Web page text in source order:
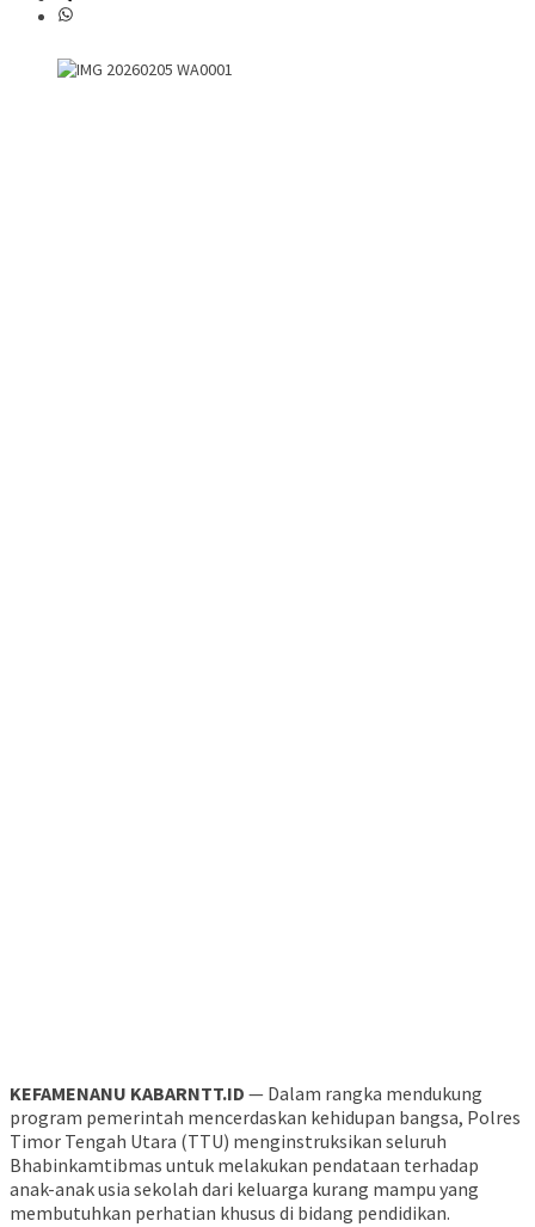
KEFAMENANU KABARNTT.ID — Dalam rangka mendukung
program pemerintah mencerdaskan kehidupan bangsa, Polres
Timor Tengah Utara (TTU) menginstruksikan seluruh
Bhabinkamtibmas untuk melakukan pendataan terhadap
anak-anak usia sekolah dari keluarga kurang mampu yang
membutuhkan perhatian khusus di bidang pendidikan.